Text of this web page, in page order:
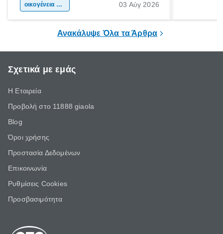
χώρας. Είτε πρόκειται για λίγες μέρες
οικογένεια & παιδί 03 Αύγ 2026
Ανακάλυψε Όλα τα Άρθρα
Σχετικά με εμάς
Η Εταιρεία
Προβολή στο 11888 giaola
Blog
Όροι χρήσης
Προστασία Δεδομένων
Επικοινωνία
Ρυθμίσεις Cookies
Προσβασιμότητα